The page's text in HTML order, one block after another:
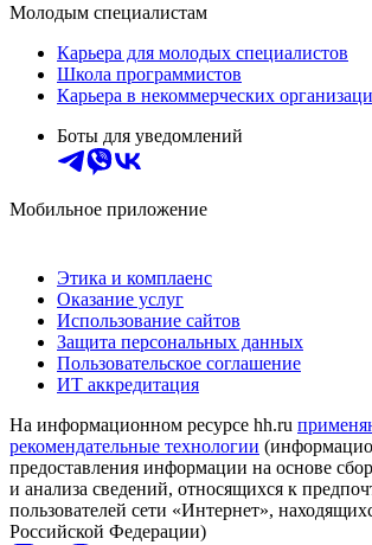
Молодым специалистам
Карьера для молодых специалистов
Школа программистов
Карьера в некоммерческих
Боты для уведомлений
Мобильное приложение
Этика и комплаенс
Оказание услуг
Использование сайтов
Защита персональных данных
Пользовательское соглашение
ИТ аккредитация
На информационном ресурсе hh.ru
рекомендательные технологии
предоставления информации на основе
и анализа сведений, относящихся к
пользователей сети «Интернет»,
Российской Федерации)